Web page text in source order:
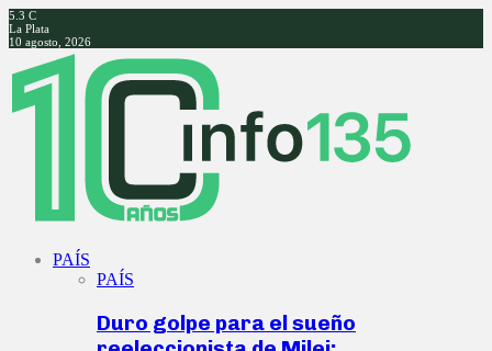
5.3 C
La Plata
10 agosto, 2026
Facebook
Twitter
Instagram
Youtube
PAÍS
PAÍS
Duro golpe para el sueño